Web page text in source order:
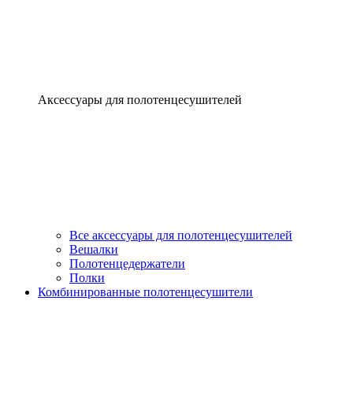
Аксессуары для полотенцесушителей
Все аксессуары для полотенцесушителей
Вешалки
Полотенцедержатели
Полки
Комбинированные полотенцесушители